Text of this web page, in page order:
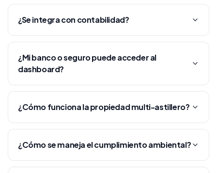
¿Se integra con contabilidad?
¿Mi banco o seguro puede acceder al
dashboard?
¿Cómo funciona la propiedad multi-astillero?
¿Cómo se maneja el cumplimiento ambiental?